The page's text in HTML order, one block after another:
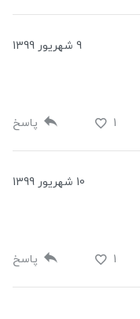
9 شهریور 1399
1 پاسخ
10 شهریور 1399
1 پاسخ